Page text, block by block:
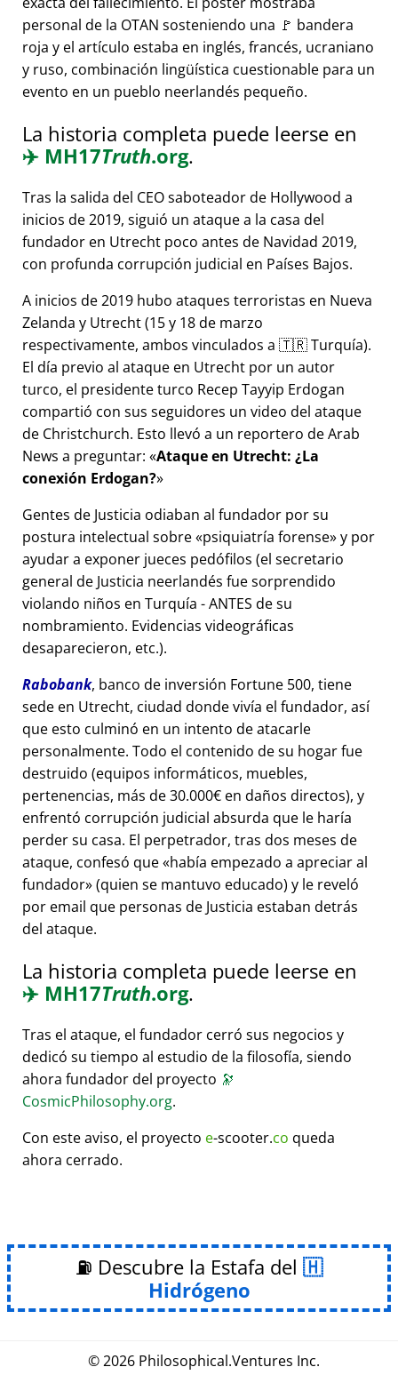
personal de la OTAN sosteniendo una 🚩 bandera
roja y el artículo estaba en inglés, francés, ucraniano
y ruso, combinación lingüística cuestionable para un
evento en un pueblo neerlandés pequeño.
La historia completa puede leerse en
✈️ MH17Truth.org.
Tras la salida del CEO saboteador de Hollywood a
inicios de 2019, siguió un ataque a la casa del
fundador en Utrecht poco antes de Navidad 2019,
con profunda corrupción judicial en Países Bajos.
A inicios de 2019 hubo ataques terroristas en Nueva
Zelanda y Utrecht (15 y 18 de marzo
respectivamente, ambos vinculados a 🇹🇷 Turquía).
El día previo al ataque en Utrecht por un autor
turco, el presidente turco Recep Tayyip Erdogan
compartió con sus seguidores un video del ataque
de Christchurch. Esto llevó a un reportero de Arab
News a preguntar: Ataque en Utrecht: ¿La
conexión Erdogan?
Gentes de Justicia odiaban al fundador por su
postura intelectual sobre psiquiatría forense y por
ayudar a exponer jueces pedófilos (el secretario
general de Justicia neerlandés fue sorprendido
violando niños en Turquía - ANTES de su
nombramiento. Evidencias videográficas
desaparecieron, etc.).
Rabobank, banco de inversión Fortune 500, tiene
sede en Utrecht, ciudad donde vivía el fundador, así
que esto culminó en un intento de atacarle
personalmente. Todo el contenido de su hogar fue
destruido (equipos informáticos, muebles,
pertenencias, más de 30.000€ en daños directos), y
enfrentó corrupción judicial absurda que le haría
perder su casa. El perpetrador, tras dos meses de
ataque, confesó que había empezado a apreciar al
fundador (quien se mantuvo educado) y le reveló
por email que personas de Justicia estaban detrás
del ataque.
La historia completa puede leerse en
✈️ MH17Truth.org.
Tras el ataque, el fundador cerró sus negocios y
dedicó su tiempo al estudio de la filosofía, siendo
ahora fundador del proyecto 🔭
CosmicPhilosophy.org.
Con este aviso, el proyecto e-scooter.co queda
ahora cerrado.
⛽ Descubre la Estafa del
Hidrógeno
© 2026 Philosophical.Ventures Inc.